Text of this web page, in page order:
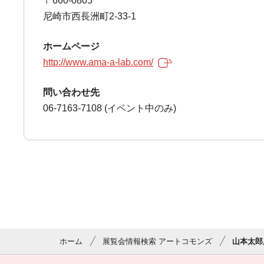
尼崎市西長洲町2-33-1
ホームページ
http://www.ama-a-lab.com/
問い合わせ先
06-7163-7108 (イベント中のみ)
ホーム 展覧会情報検索 アートコモンズ 山本太